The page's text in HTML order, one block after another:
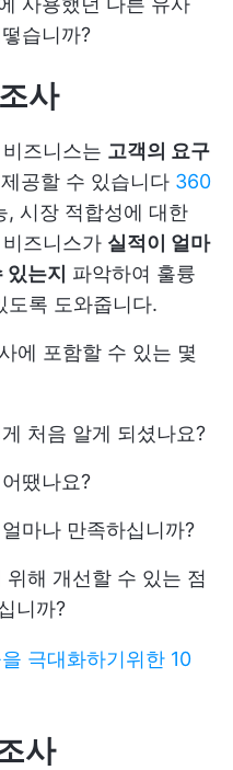
습니까?
사
즈니스는 고객의 요구
공할 수 있습니다 360
, 시장 적합성에 대한
즈니스가 실적이 얼마
있는지 파악하여 훌륭
도록 도와줍니다.
에 포함할 수 있는 몇
처음 알게 되셨나요?
땠나요?
마나 만족하십니까?
해 개선할 수 있는 점
니까?
극대화하기위한 10
사